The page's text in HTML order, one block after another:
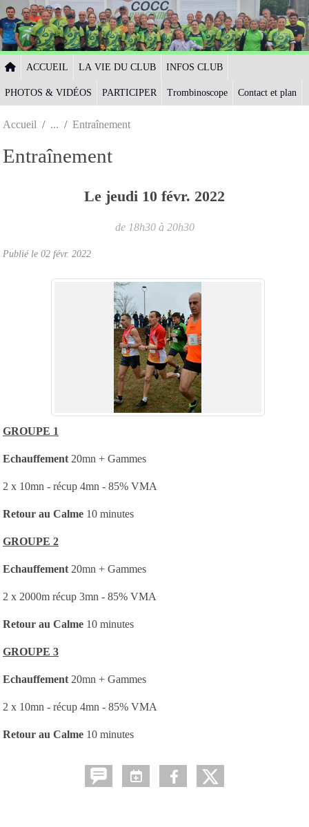
ACCUEIL LA VIE DU CLUB INFOS CLUB
PHOTOS & VIDÉOS PARTICIPER Trombinoscope Contact et plan
Accueil Entraînement
Entraînement
Le jeudi 10 févr. 2022
de 18h30 à 20h30
Publié le 02 févr. 2022
GROUPE 1
Echauffement 20mn + Gammes
2 x 10mn - récup 4mn - 85% VMA
Retour au Calme 10 minutes
GROUPE 2
Echauffement 20mn + Gammes
2 x 2000m récup 3mn - 85% VMA
Retour au Calme 10 minutes
GROUPE 3
Echauffement 20mn + Gammes
2 x 10mn - récup 4mn - 85% VMA
Retour au Calme 10 minutes
Panneau de gestion des cookies